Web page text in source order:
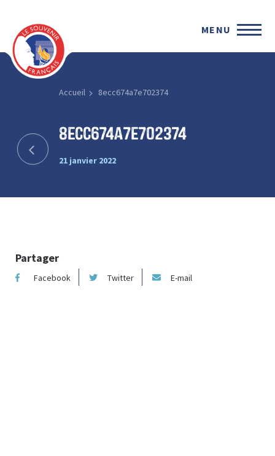
MENU
Accueil 8ecc674a7e702374
8ecc674a7e702374
21 janvier 2022
Partager
Facebook Twitter E-mail